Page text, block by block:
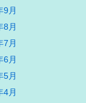
9月
8月
7月
6月
5月
4月